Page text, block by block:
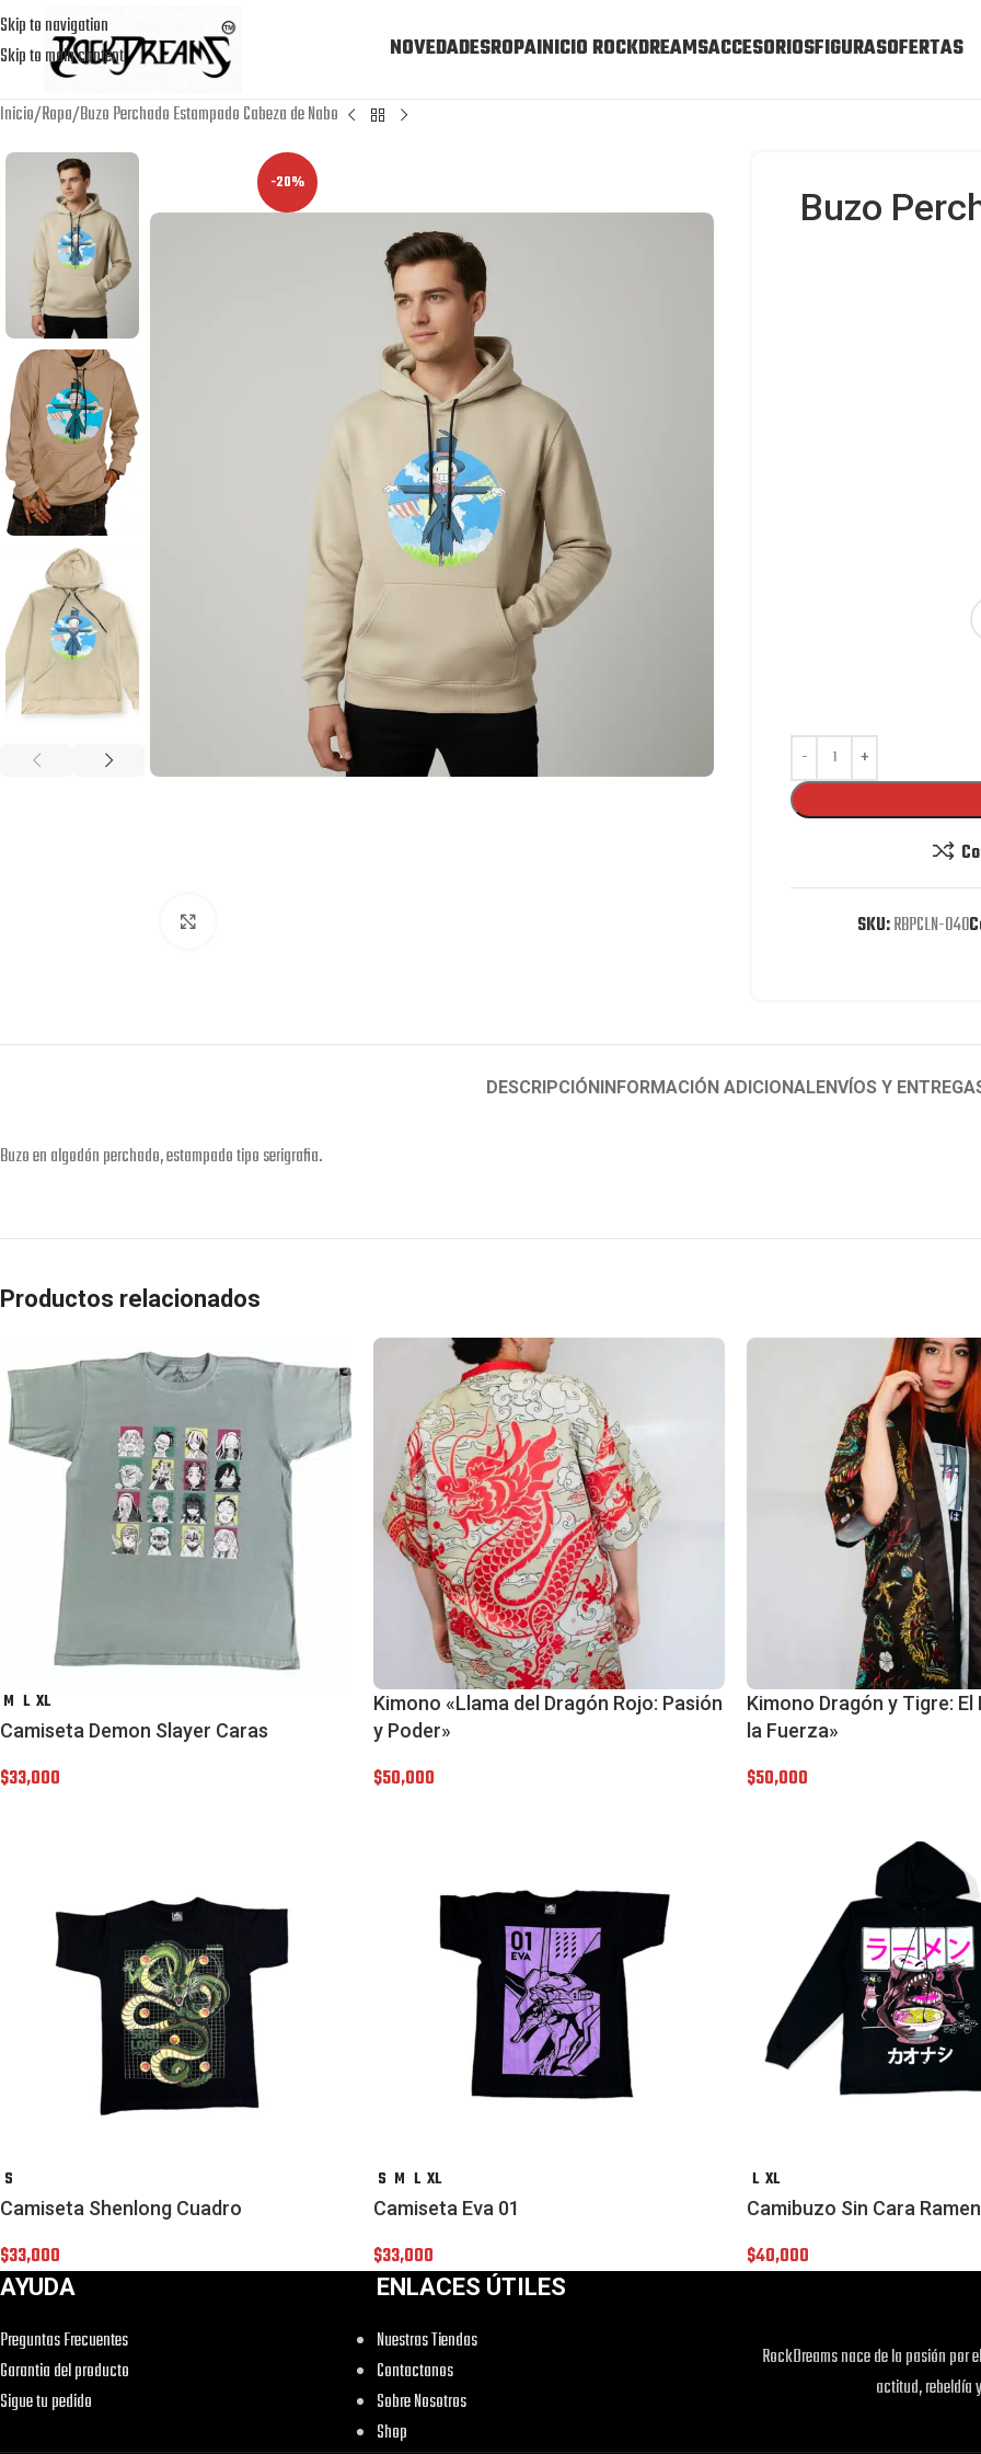
Skip to navigation
Skip to main content
NOVEDADESROPAINICIO ROCKDREAMSACCESORIOSFIGURASOFERTAS
Inicio Ropa Buzo Perchado Estampado Cabeza de Nabo
-20%
Buzo
SKU:RBPCLN-040
DESCRIPCIÓNINFORMACIÓN ADICIONALENVÍOS Y
Buzo en algodón perchado, estampado tipo serigrafia.
Productos relacionados
M L XL
Camiseta Demon Slayer Caras
$33,000
Kimono «Llama del Dragón Rojo: Pasión
y Poder»
$50,000
Kimono Dragón y Tigre: El
la Fuerza»
$50,000
S
Camiseta Shenlong Cuadro
$33,000
S M L XL
Camiseta Eva 01
$33,000
L XL
Camibuzo Sin Cara Ramen
$40,000
AYUDA
Preguntas Frecuentes
Garantia del producto
Sigue tu pedido
ENLACES ÚTILES
Nuestras Tiendas
Contactanos
Sobre Nosotros
Shop
RockDreams nace de la pasión por
actitud, rebeldía